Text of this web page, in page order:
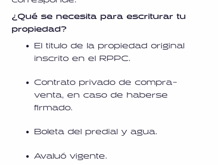
¿Qué se necesita para escriturar tu
propiedad?
El titulo de la propiedad original
inscrito en el RPPC.
Contrato privado de compra-
venta, en caso de haberse
firmado.
Boleta del predial y agua.
Avaluó vigente.